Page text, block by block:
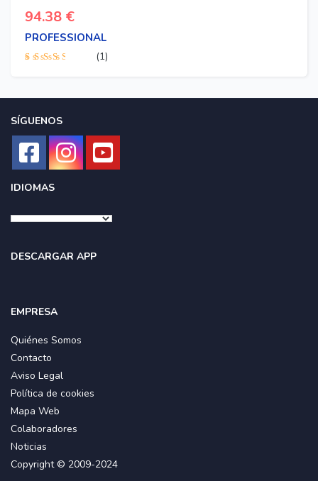
94.38 €
PROFESSIONAL
(1)
SÍGUENOS
IDIOMAS
DESCARGAR APP
EMPRESA
Quiénes Somos
Contacto
Aviso Legal
Política de cookies
Mapa Web
Colaboradores
Noticias
Copyright © 2009-2024